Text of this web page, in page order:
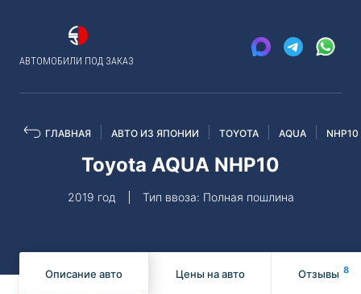
АВТОМОБИЛИ ПОД ЗАКАЗ
ГЛАВНАЯ АВТО ИЗ ЯПОНИИ TOYOTA AQUA NHP10
Toyota AQUA NHP10
2019 год Тип ввоза: Полная пошлина
Описание авто Цены на авто Отзывы 8